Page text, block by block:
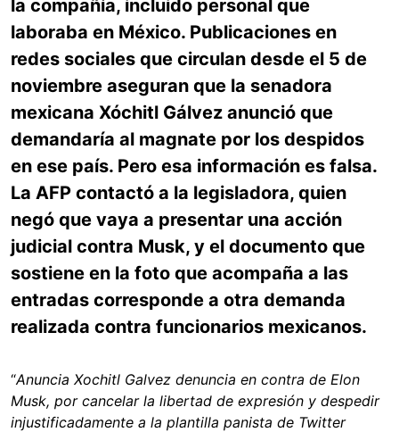
la compañía, incluido personal que
laboraba en México. Publicaciones en
redes sociales que circulan desde el 5 de
noviembre aseguran que la senadora
mexicana Xóchitl Gálvez anunció que
demandaría al magnate por los despidos
en ese país. Pero esa información es falsa.
La AFP contactó a la legisladora, quien
negó que vaya a presentar una acción
judicial contra Musk, y el documento que
sostiene en la foto que acompaña a las
entradas corresponde a otra demanda
realizada contra funcionarios mexicanos.
“Anuncia Xochitl Galvez denuncia en contra de Elon
Musk, por cancelar la libertad de expresión y despedir
injustificadamente a la plantilla panista de Twitter